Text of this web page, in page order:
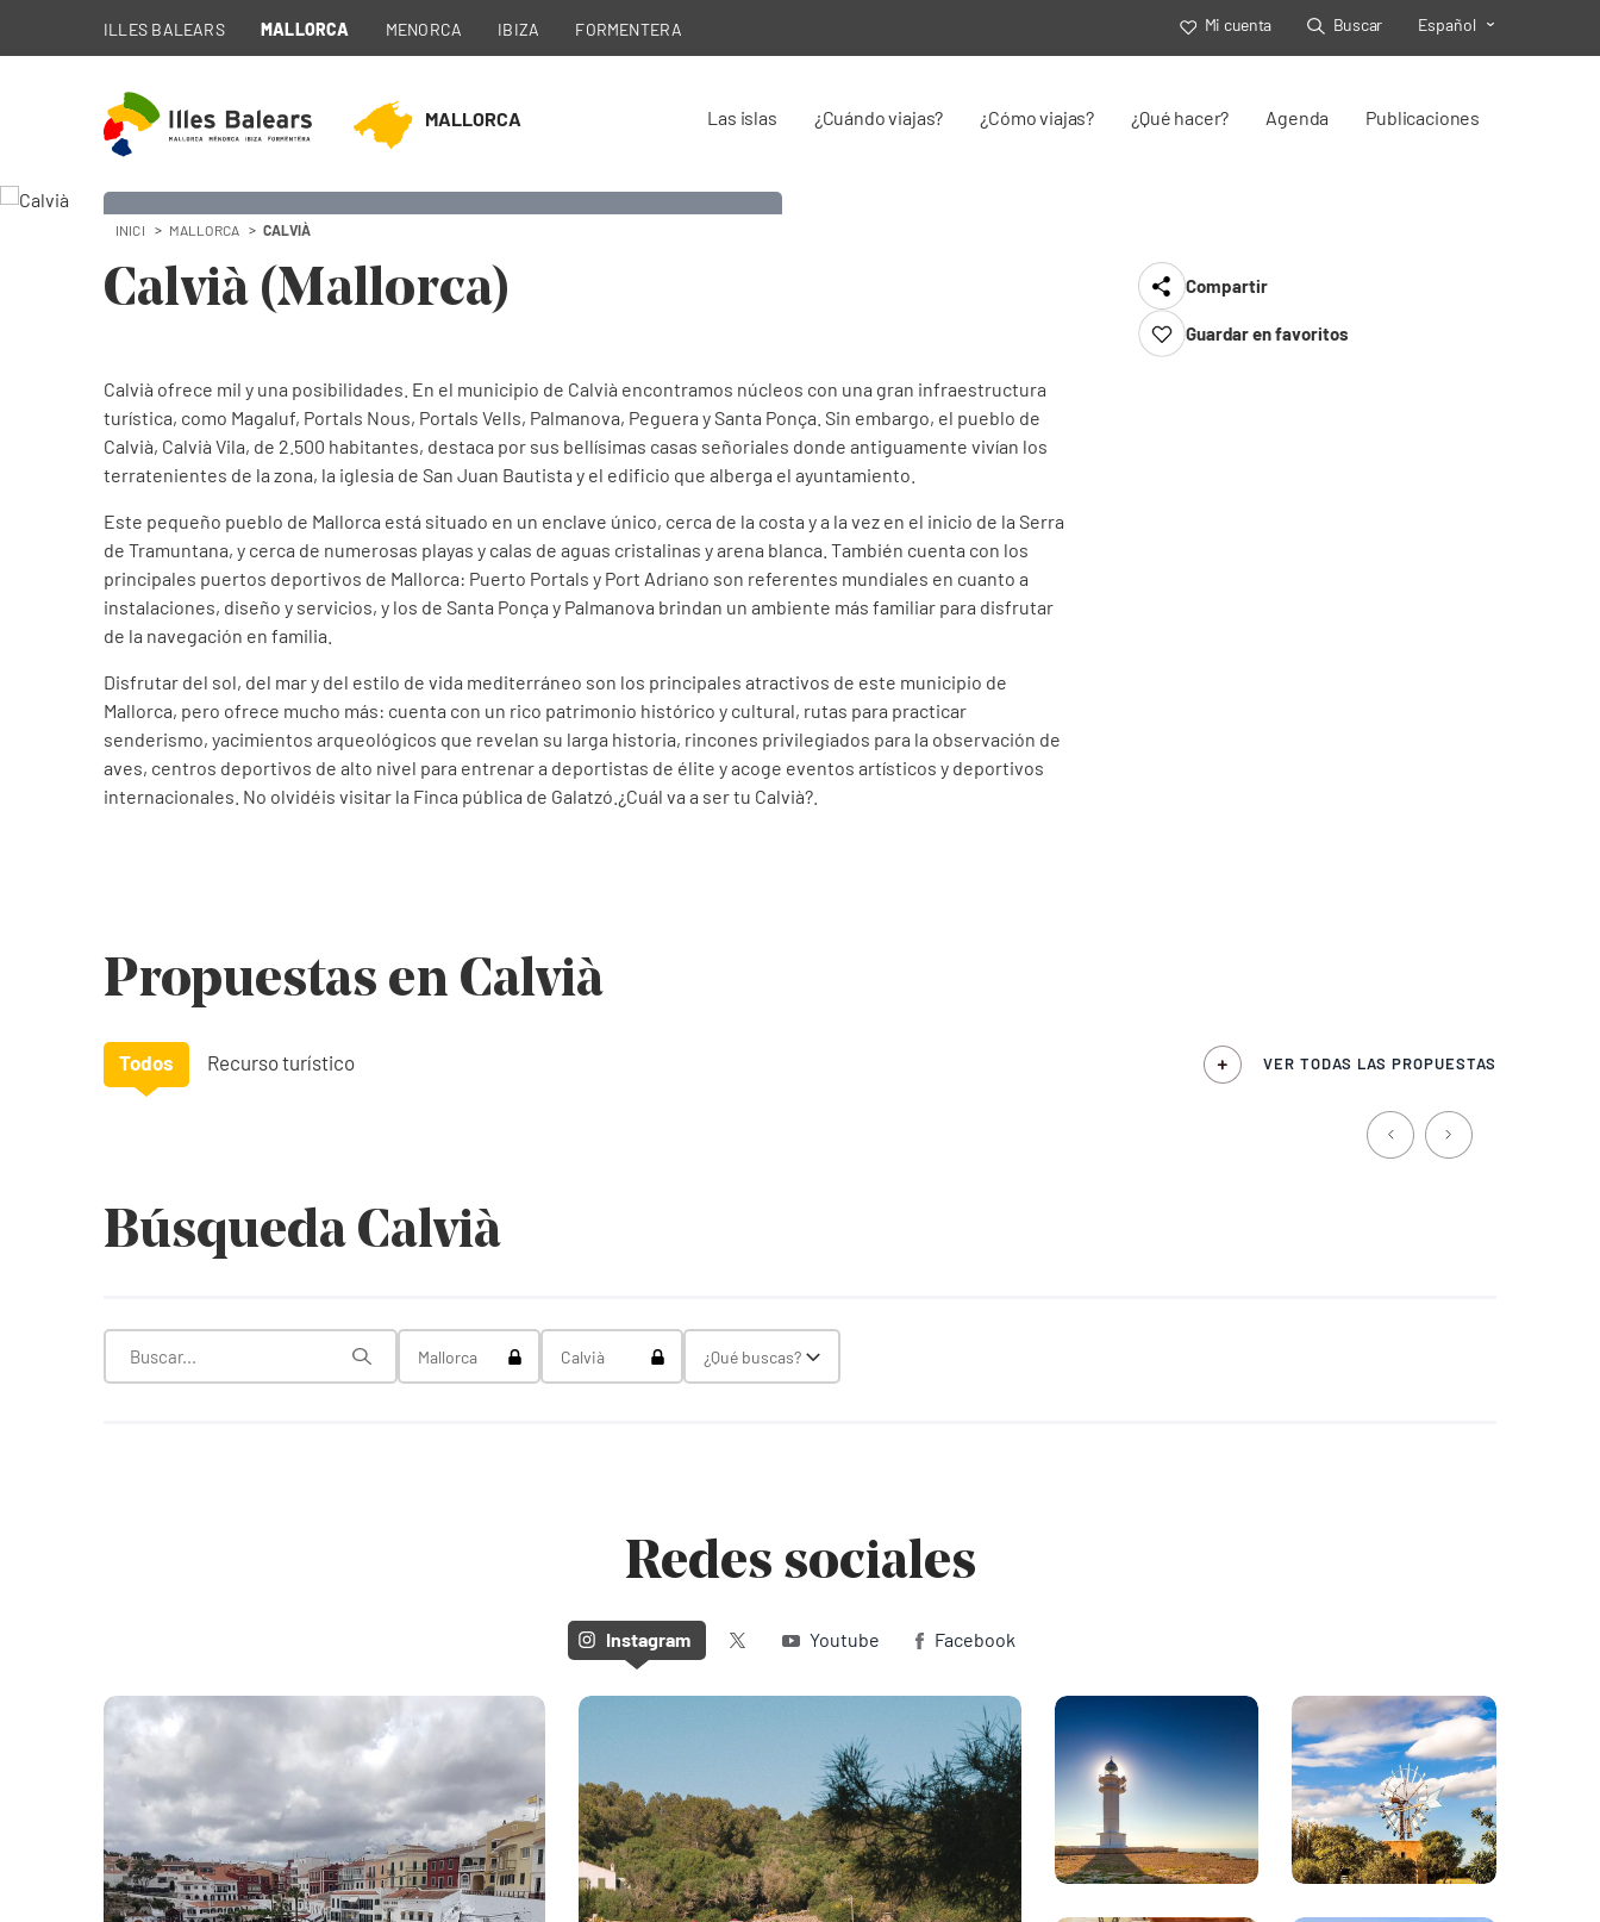
ILLES BALEARS MALLORCA MENORCA IBIZA FORMENTERA Mi cuenta Buscar Toggle Select
Español
MALLORCA Las islas ¿Cuándo viajas? ¿Cómo viajas? ¿Qué hacer? Agenda Publicaciones
INICI MALLORCA CALVIÀ
Calvià (Mallorca)
Calvià ofrece mil y una posibilidades. En el municipio de Calvià encontramos núcleos con una gran infraestructura
turística, como Magaluf, Portals Nous, Portals Vells, Palmanova, Peguera y Santa Ponça. Sin embargo, el pueblo de
Calvià, Calvià Vila, de 2.500 habitantes, destaca por sus bellísimas casas señoriales donde antiguamente vivían los
terratenientes de la zona, la iglesia de San Juan Bautista y el edificio que alberga el ayuntamiento.
Este pequeño pueblo de Mallorca está situado en un enclave único, cerca de la costa y a la vez en el inicio de la Serra
de Tramuntana, y cerca de numerosas playas y calas de aguas cristalinas y arena blanca. También cuenta con los
principales puertos deportivos de Mallorca: Puerto Portals y Port Adriano son referentes mundiales en cuanto a
instalaciones, diseño y servicios, y los de Santa Ponça y Palmanova brindan un ambiente más familiar para disfrutar
de la navegación en familia.
Disfrutar del sol, del mar y del estilo de vida mediterráneo son los principales atractivos de este municipio de
Mallorca, pero ofrece mucho más: cuenta con un rico patrimonio histórico y cultural, rutas para practicar
senderismo, yacimientos arqueológicos que revelan su larga historia, rincones privilegiados para la observación de
aves, centros deportivos de alto nivel para entrenar a deportistas de élite y acoge eventos artísticos y deportivos
internacionales. No olvidéis visitar la Finca pública de Galatzó.¿Cuál va a ser tu Calvià?.
Compartir
Guardar en favoritos
Propuestas en Calvià
Todos Recurso turístico VER TODAS LAS PROPUESTAS
Búsqueda Calvià
Toggle Select
Mallorca Toggle Select
Calvià Toggle Select
¿Qué buscas?
Redes sociales
Instagram Twitter (X)Youtube Facebook